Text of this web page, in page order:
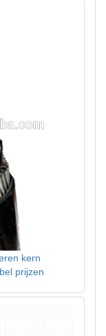
kern
prijzen